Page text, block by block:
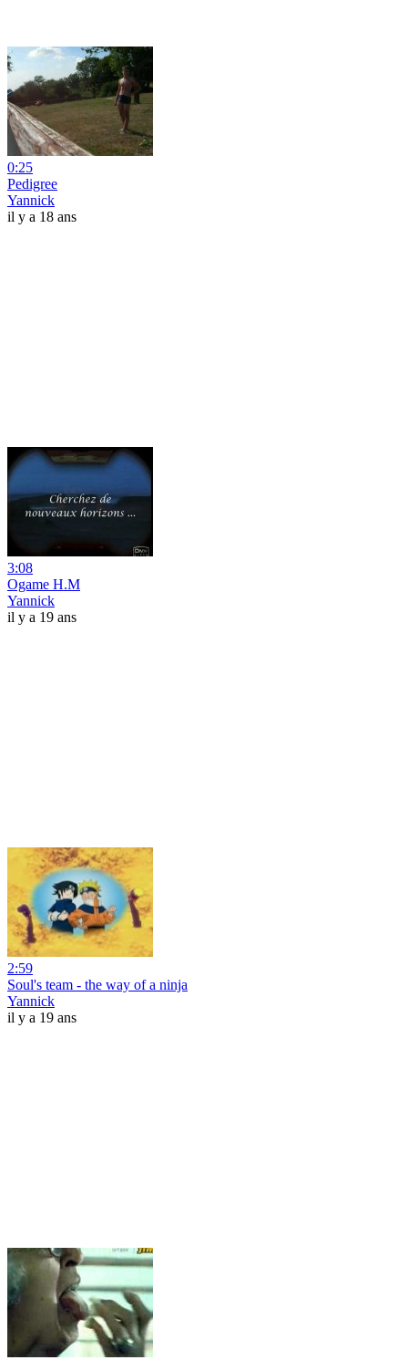
0:25
Pedigree
Yannick
il y a 18 ans
3:08
Ogame H.M
Yannick
il y a 19 ans
2:59
Soul's team - the way of a ninja
Yannick
il y a 19 ans